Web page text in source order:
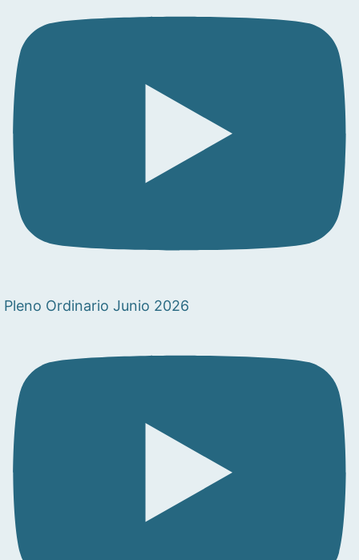
Pleno Ordinario Junio 2026